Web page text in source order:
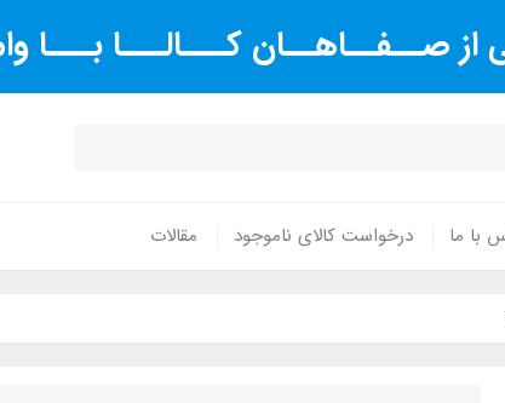
از صــفــاهــان کـــالـــا
با ما درخواست کالای ناموجود مقالات